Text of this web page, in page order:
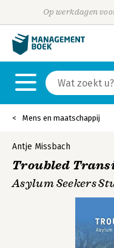
Op werkdagen
Mens en maatschappij
Antje Missbach
Troubled
Asylum Seekers